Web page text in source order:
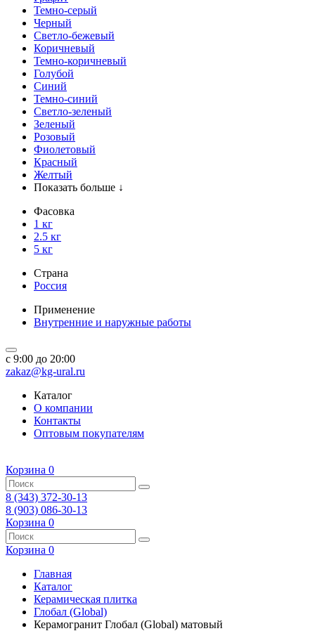
Темно-серый
Черный
Светло-бежевый
Коричневый
Темно-коричневый
Голубой
Синий
Темно-синий
Светло-зеленый
Зеленый
Розовый
Фиолетовый
Красный
Желтый
Показать больше ↓
Фасовка
1 кг
2.5 кг
5 кг
Страна
Россия
Применение
Внутренние и наружные работы
c 9:00 до 20:00
zakaz@kg-ural.ru
Каталог
О компании
Контакты
Оптовым покупателям
Корзина 0
8 (343) 372-30-13
8 (903) 086-30-13
Корзина 0
Корзина 0
Главная
Каталог
Керамическая плитка
Глобал (Global)
Керамогранит Глобал (Global) матовый